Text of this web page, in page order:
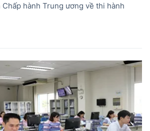
hành Trung ương về thi hành